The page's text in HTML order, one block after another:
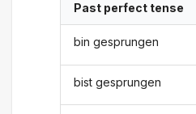
Past perfect tense
bin gesprungen
bist gesprungen